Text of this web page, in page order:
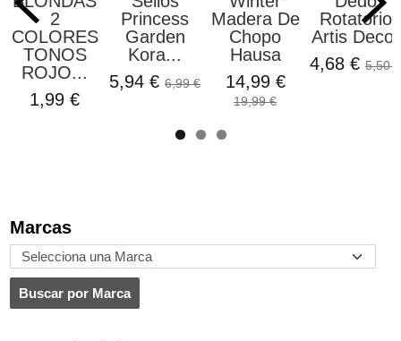
Marcas
2
COLORES
TONOS
ROJO...
1,99 €
Princess
Garden
Kora...
5,94 € 6,99 €
Madera De
Chopo
Hausa
14,99 €
19,99 €
Rotatorio
Artis Decor
4,68 € 5,50 €